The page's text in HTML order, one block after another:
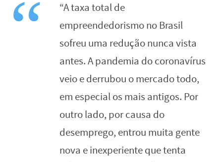
“A taxa total de
empreendedorismo no Brasil
sofreu uma redução nunca vista
antes. A pandemia do coronavírus
veio e derrubou o mercado todo,
em especial os mais antigos. Por
outro lado, por causa do
desemprego, entrou muita gente
nova e inexperiente que tenta